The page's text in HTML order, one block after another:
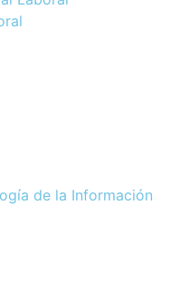
de la Información